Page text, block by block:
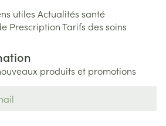
utiles Actualités santé
PrescriptionTarifs des soins
produits et promotions